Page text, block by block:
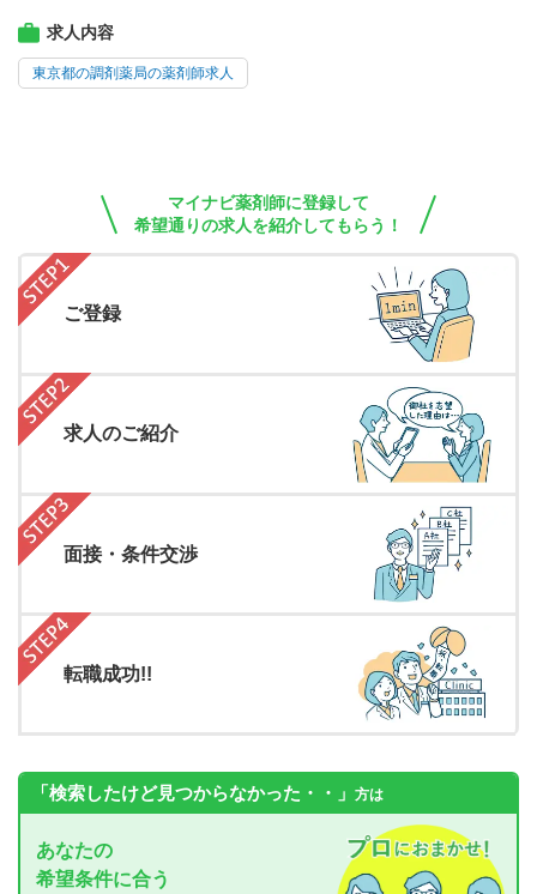
求人内容
東京都の調剤薬局の薬剤師求人
マイナビ薬剤師に登録して
希望通りの求人を紹介してもらう！
ご登録
求人のご紹介
面接・条件交渉
転職成功!!
「検索したけど見つからなかった・・」 方は
あなたの
希望条件に合う